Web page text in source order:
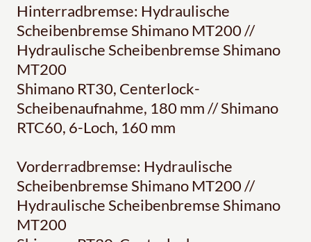
Hinterradbremse: Hydraulische
Scheibenbremse Shimano MT200 //
Hydraulische Scheibenbremse Shimano
MT200
Shimano RT30, Centerlock-
Scheibenaufnahme, 180 mm // Shimano
RTC60, 6-Loch, 160 mm
Vorderradbremse: Hydraulische
Scheibenbremse Shimano MT200 //
Hydraulische Scheibenbremse Shimano
MT200